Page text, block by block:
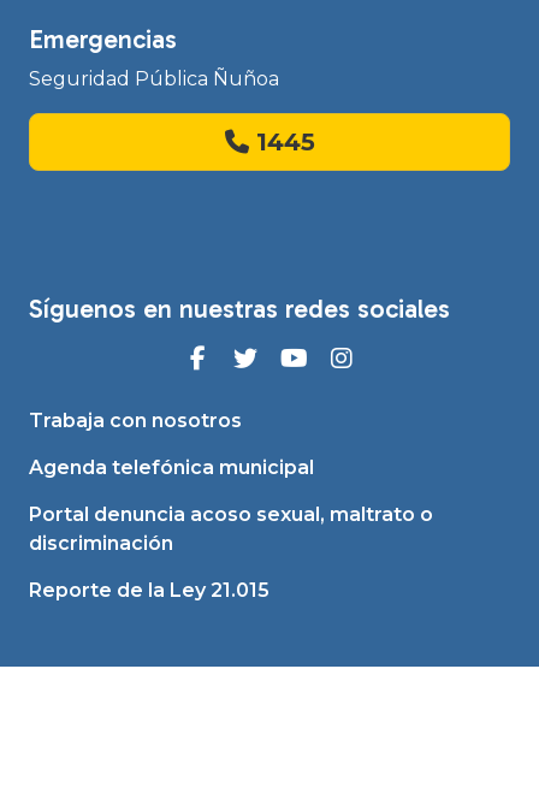
Emergencias
Seguridad Pública Ñuñoa
1445
Síguenos en nuestras redes sociales
Trabaja con nosotros
Agenda telefónica municipal
Portal denuncia acoso sexual, maltrato o
discriminación
Reporte de la Ley 21.015